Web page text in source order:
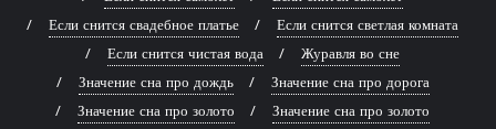
Если снится свадебное платье
Если снится светлая комната
Если снится чистая вода
Журавля во сне
Значение сна про дождь
Значение сна про дорога
Значение сна про золото
Значение сна про золото